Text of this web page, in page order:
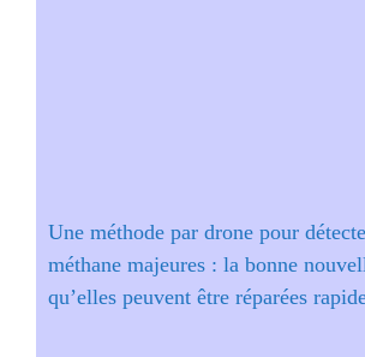
Une méthode par drone pour
méthane majeures : la bonne
qu’elles peuvent être réparées